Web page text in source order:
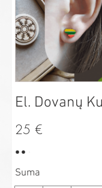
El. Dovanų
25 €
Suma